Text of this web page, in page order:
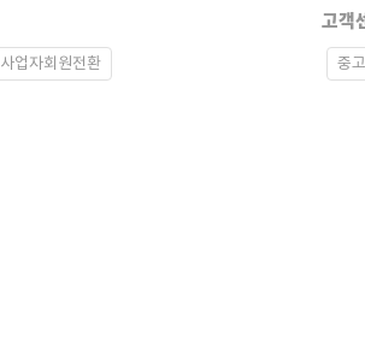
사업자회원전환
고객
중